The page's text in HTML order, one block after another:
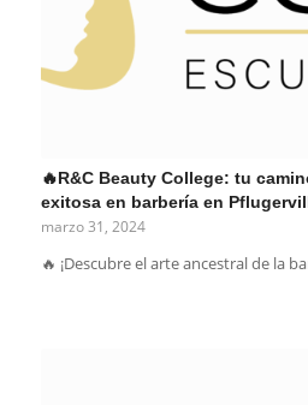
🔥R&C Beauty College: tu
exitosa en barbería en
marzo 31, 2024
🔥 ¡Descubre el arte ancestral de la